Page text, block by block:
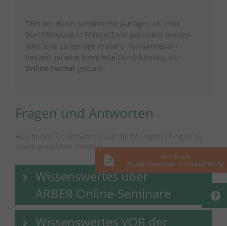
Falls wir durch behördliche Auflagen an einer
Durchführung in Präsenzform gehindert werden
oder eine zu geringe Präsenz-Teilnahmezahl
besteht, ist eine komplette Durchführung als
Online-Format geplant.
Fragen und Antworten
Ihrem gewählten Seminar.
Wissenswertes über
ARBER Online-Seminare
Wissenswertes VOR der
ARBER-Info
Aktuelle Entwicklungen und Rechtsprechung